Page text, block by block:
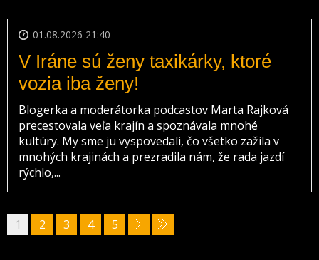
01.08.2026 21:40
V Iráne sú ženy taxikárky, ktoré
vozia iba ženy!
Blogerka a moderátorka podcastov Marta Rajková
precestovala veľa krajín a spoznávala mnohé
kultúry. My sme ju vyspovedali, čo všetko zažila v
mnohých krajinách a prezradila nám, že rada jazdí
rýchlo,...
1 2 3 4 5